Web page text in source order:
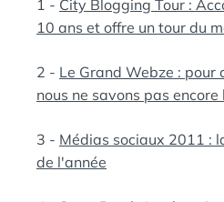
1 - City Blogging Tour :
10 ans et offre un tour du
2 - Le Grand Webze : pour
nous ne savons pas encore
3 - Médias sociaux 2011 :
de l'année